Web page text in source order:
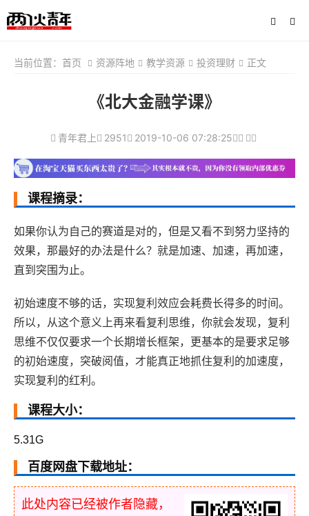
当前位置： 首页 资源阵地 教学资源 投资理财 正文
《北大金融学课》
青年君上 2951 2019-10-06 07:28:25
课程摘录：
如果你认为自己的赛道是对的，但是又看不到努力坚持的
效果，那最好的办法是什么？就是加速、加速，再加速，
直到突围为止。
初始速度不够的话，实现复利效应会耗费长得多的时间。
所以，从这个意义上再来看复利思维，你就会发现，复利
思维不仅仅要求一个长期增长框架，更基本的是要求足够
的初始速度，突破阅值，才能真正地抓住复利的加速度，
实现复利的红利。
课程大小：
5.31G
百度网盘下载地址：
此处内容已经被作者隐藏，